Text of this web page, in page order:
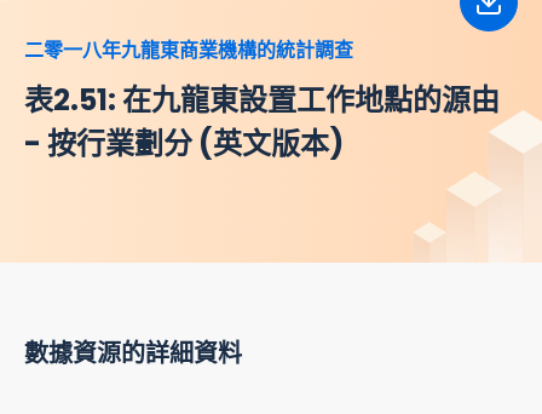
二零一八年九龍東商業機構的統計調查
表2.51: 在九龍東設置工作地點的源由
- 按行業劃分 (英文版本)
下載
數據資源的詳細資料